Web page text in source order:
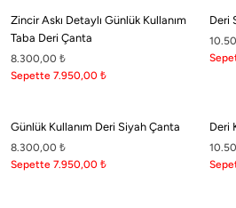
Zincir Askı Detaylı Günlük Kullanım
Taba Deri Çanta
8.300,00 ₺
Sepette 7.950,00 ₺
Deri
Günlük Kullanım Deri Siyah Çanta
8.300,00 ₺
Sepette 7.950,00 ₺
Deri
Barcelona Seyahati İçin Tatil Bavulu Hazırlama
Barcelona tatil bavulu hazırlarken yanınıza almanız
keşfetmenizi kolaylaştırır hem de stilinizden ödün